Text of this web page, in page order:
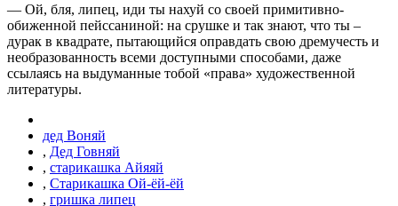
— Ой, бля, липец, иди ты нахуй со своей примитивно-
обиженной пейссаниной: на срушке и так знают, что ты –
дурак в квадрате, пытающийся оправдать свою дремучесть и
необразованность всеми доступными способами, даже
ссылаясь на выдуманные тобой «права» художественной
литературы.
дед Воняй
, Дед Говняй
, старикашка Айяяй
, Старикашка Ой-ёй-ёй
, гришка липец